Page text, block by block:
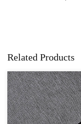
Related Products